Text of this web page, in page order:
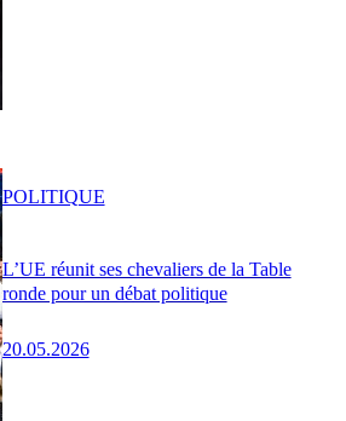
L’UE réunit ses chevaliers de la Table
ronde pour un débat politique
20.05.2026
POLITIQUE